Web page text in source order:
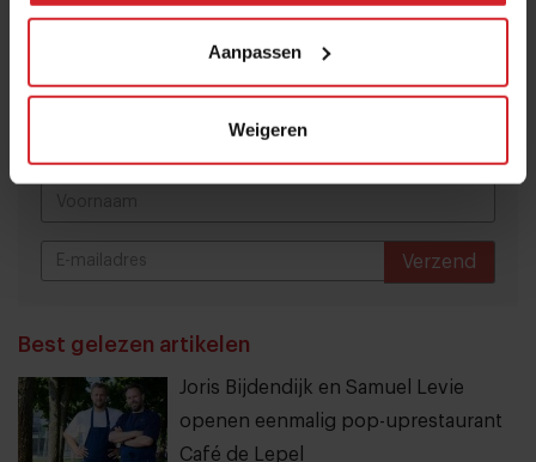
Aanpassen
Weigeren
Meld je aan voor de nieuwsbrief
Ja, ik wil graag drie keer per week de nieuwsbrief
ontvangen met de laatste trends, culinaire inspiratie en
Verzend
Best gelezen artikelen
Joris Bijdendijk en Samuel Levie
openen eenmalig pop-uprestaurant
Café de Lepel